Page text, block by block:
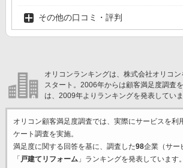
その他の口コミ・評判
オリコンランキングは、株式会社オリコ
スタート。2006年からは顧客満足度調査
は、2009年よりランキングを発表していま
オリコン顧客満足度調査では、実際にサービスを利
ケート調査を実施。
満足度に関する回答を基に、調査した98企業（サー
「 戸建てリフォーム」ランキングを発表しています。